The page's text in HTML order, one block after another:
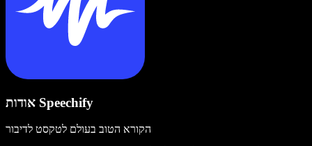
אודות Speechify
הקורא הטוב בעולם לטקסט לדיבור